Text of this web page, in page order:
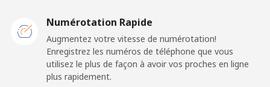
Ligne fixe ⁦57.9¢⁩
8 min pour
⁦$5⁩
⁦57.9¢⁩
Numérotation Rapide
Augmentez votre vitesse de numérotation!
Enregistrez les numéros de téléphone que vous
utilisez le plus de façon à avoir vos proches en ligne
plus rapidement.